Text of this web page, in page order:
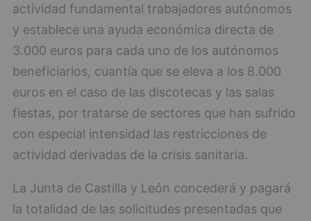
actividad fundamental trabajadores autónomos
y establece una ayuda económica directa de
3.000 euros para cada uno de los autónomos
beneficiarios, cuantía que se eleva a los 8.000
euros en el caso de las discotecas y las salas
fiestas, por tratarse de sectores que han sufrido
con especial intensidad las restricciones de
actividad derivadas de la crisis sanitaria.
La Junta de Castilla y León concederá y pagará
la totalidad de las solicitudes presentadas que